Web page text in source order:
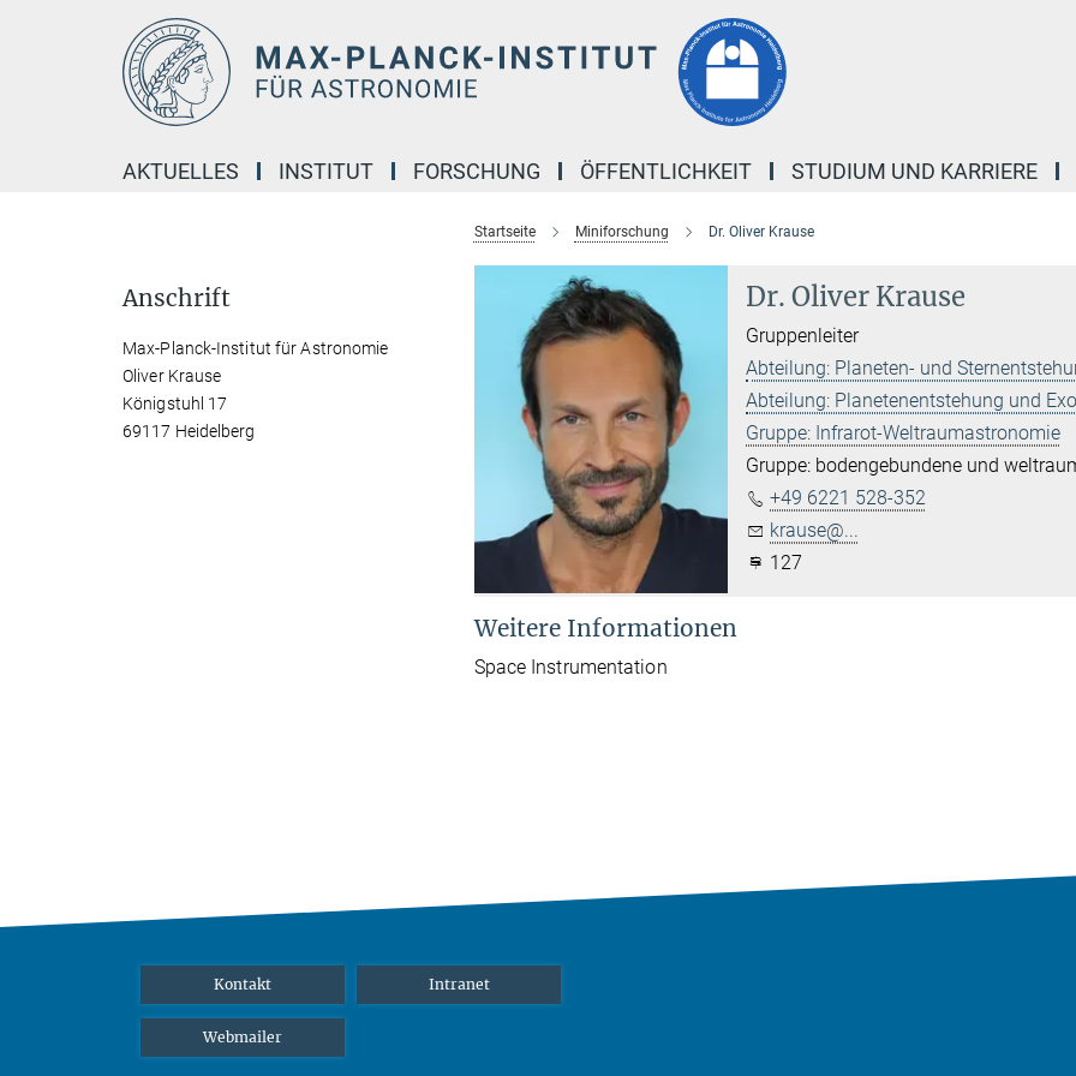
AKTUELLES INSTITUT FORSCHUNG ÖFFENTLICHKEIT STUDIUM UND KARRIERE
Startseite Miniforschung Dr. Oliver Krause
Dr. Oliver Krause
Gruppenleiter
Abteilung: Planeten- und
Abteilung: Planetenentstehung und
Gruppe: Infrarot-Weltraumastronomie
Gruppe: bodengebundene und
+49 6221 528-352
krause@...
127
Weitere Informationen
Space Instrumentation
Anschrift
Max-Planck-Institut für Astronomie
Oliver Krause
Königstuhl 17
69117 Heidelberg
Kontakt Intranet
Webmailer